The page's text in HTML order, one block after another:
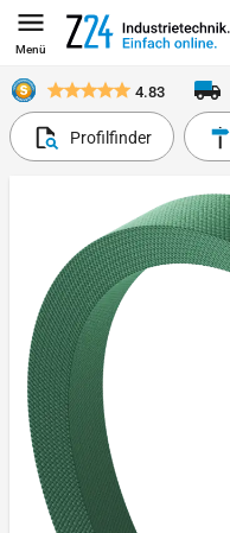
Menü
4.83
Profilfinder